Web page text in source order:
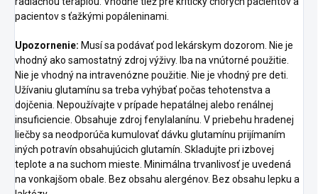
pacientov s ťažkými popáleninami.
Upozornenie: Musí sa podávať pod lekárskym dozorom. Nie je
vhodný ako samostatný zdroj výživy. Iba na vnútorné použitie.
Nie je vhodný na intravenózne použitie. Nie je vhodný pre deti.
Užívaniu glutamínu sa treba vyhýbať počas tehotenstva a
dojčenia. Nepoužívajte v prípade hepatálnej alebo renálnej
insuficiencie. Obsahuje zdroj fenylalanínu. V priebehu hradenej
liečby sa neodporúča kumulovať dávku glutamínu prijímaním
iných potravín obsahujúcich glutamín. Skladujte pri izbovej
teplote a na suchom mieste. Minimálna trvanlivosť je uvedená
na vonkajšom obale. Bez obsahu alergénov. Bez obsahu lepku a